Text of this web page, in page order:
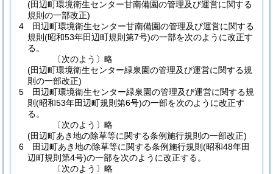
(田辺町環境衛生センター甘南備園の管理及び運営に関する
規則の一部改正)
4
田辺町環境衛生センター甘南備園の管理及び運営に関する
規則 (昭和53年田辺町規則第7号)の一部を次のように改正す
る。
〔次のよう〕略
(田辺町環境衛生センター緑泉園の管理及び運営に関する規
則の一部改正)
5
田辺町環境衛生センター緑泉園の管理及び運営に関する規
則 (昭和53年田辺町規則第6号)の一部を次のように改正す
る。
〔次のよう〕略
(田辺町あき地の除草等に関する条例施行規則の一部改正)
6
田辺町あき地の除草等に関する条例施行規則 (昭和48年田
辺町規則第4号)の一部を次のように改正する。
〔次のよう〕略